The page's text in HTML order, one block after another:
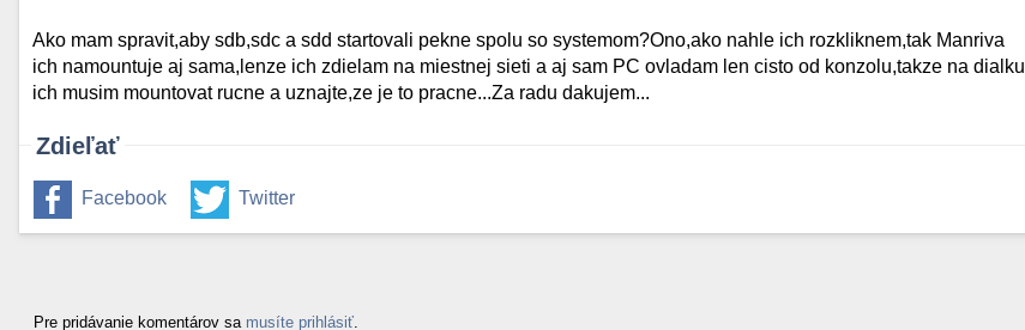
Ako mam spravit,aby sdb,sdc a sdd startovali pekne spolu so systemom?Ono,ako nahle ich rozkliknem,tak Manriva
ich namountuje aj sama,lenze ich zdielam na miestnej sieti a aj sam PC ovladam len cisto od konzolu,takze na dialku
ich musim mountovat rucne a uznajte,ze je to pracne...Za radu dakujem...
Zdieľať
Facebook Twitter
Pre pridávanie komentárov sa musíte prihlásiť